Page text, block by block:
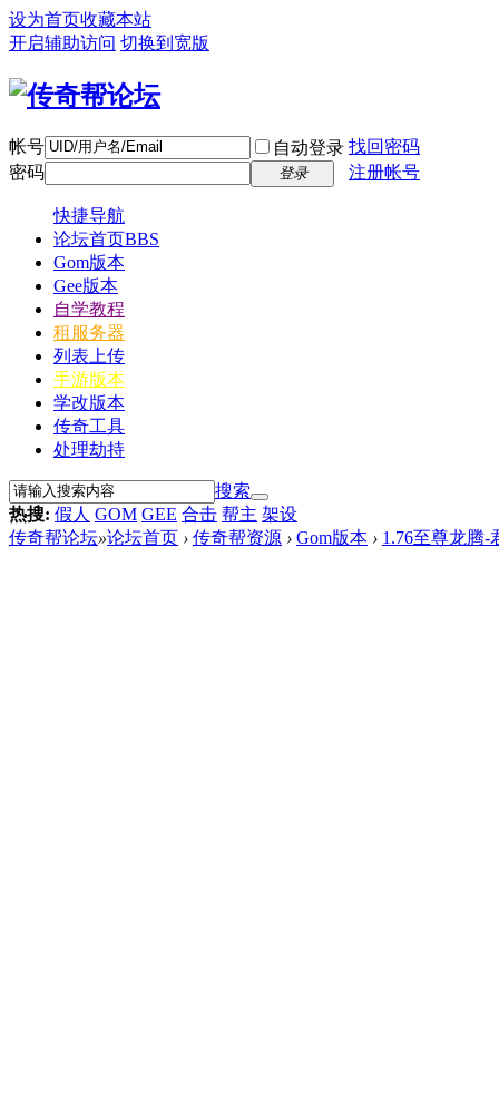
设为首页收藏本站
开启辅助访问 切换到宽版
帐号 自动登录 找回密码
密码
登录 注册帐号
快捷导航
论坛首页BBS
Gom版本
Gee版本
自学教程
租服务器
列表上传
手游版本
学改版本
传奇工具
处理劫持
搜索
热搜: 假人 GOM GEE 合击 帮主 架设
传奇帮论坛»论坛首页 › 传奇帮资源 › Gom版本 › 1.76至尊龙腾-